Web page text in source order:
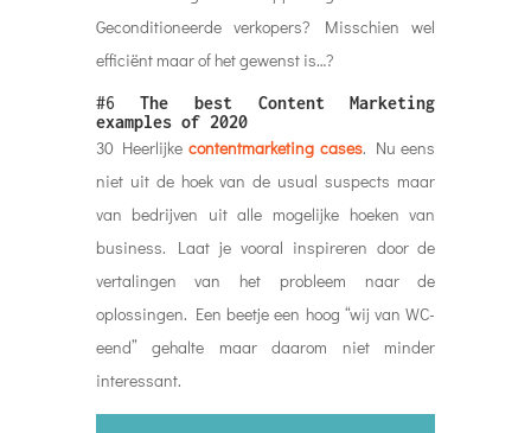
Geconditioneerde verkopers? Misschien wel
efficiënt maar of het gewenst is…?
#6The best Content Marketing
examples of 2020
30 Heerlijkecontentmarketing cases. Nu eens
niet uit de hoek van de usual suspects maar
van bedrijven uit alle mogelijke hoeken van
business. Laat je vooral inspireren door de
vertalingen van het probleem naar de
oplossingen. Een beetje een hoog “wij van WC-
eend” gehalte maar daarom niet minder
interessant.